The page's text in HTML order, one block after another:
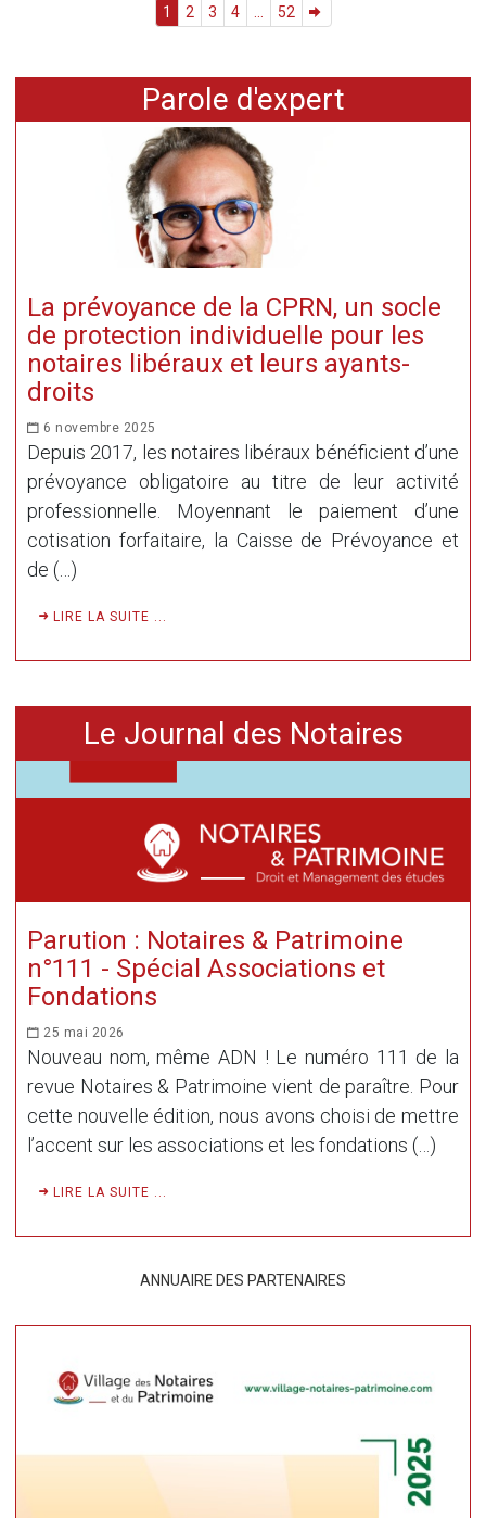
1 2 3 4 52
Parole d'expert
La prévoyance de la CPRN, un socle
de protection individuelle pour les
notaires libéraux et leurs ayants-
droits
6 novembre 2025
Depuis 2017, les notaires libéraux bénéficient d’une
prévoyance obligatoire au titre de leur activité
professionnelle. Moyennant le paiement d’une
cotisation forfaitaire, la Caisse de Prévoyance et
de (…)
LIRE LA SUITE ...
Le Journal des Notaires
Parution : Notaires & Patrimoine
n°111 - Spécial Associations et
Fondations
25 mai 2026
Nouveau nom, même ADN ! Le numéro 111 de la
revue Notaires & Patrimoine vient de paraître. Pour
cette nouvelle édition, nous avons choisi de mettre
l’accent sur les associations et les fondations (…)
LIRE LA SUITE ...
ANNUAIRE DES PARTENAIRES